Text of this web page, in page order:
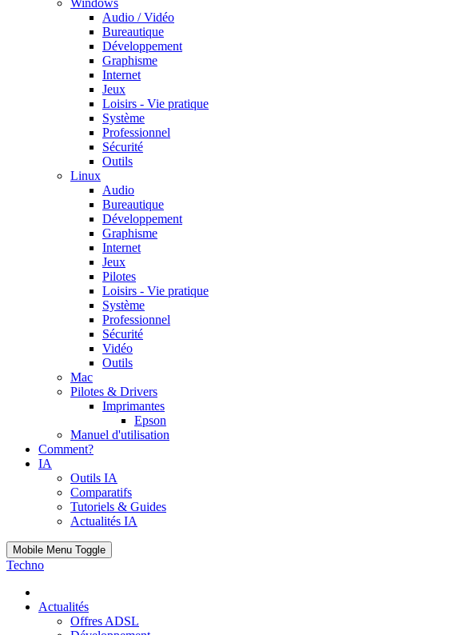
Windows
Audio / Vidéo
Bureautique
Développement
Graphisme
Internet
Jeux
Loisirs - Vie pratique
Système
Professionnel
Sécurité
Outils
Linux
Audio
Bureautique
Développement
Graphisme
Internet
Jeux
Pilotes
Loisirs - Vie pratique
Système
Professionnel
Sécurité
Vidéo
Outils
Mac
Pilotes & Drivers
Imprimantes
Epson
Manuel d'utilisation
Comment?
IA
Outils IA
Comparatifs
Tutoriels & Guides
Actualités IA
Mobile Menu Toggle
Techno
Actualités
Offres ADSL